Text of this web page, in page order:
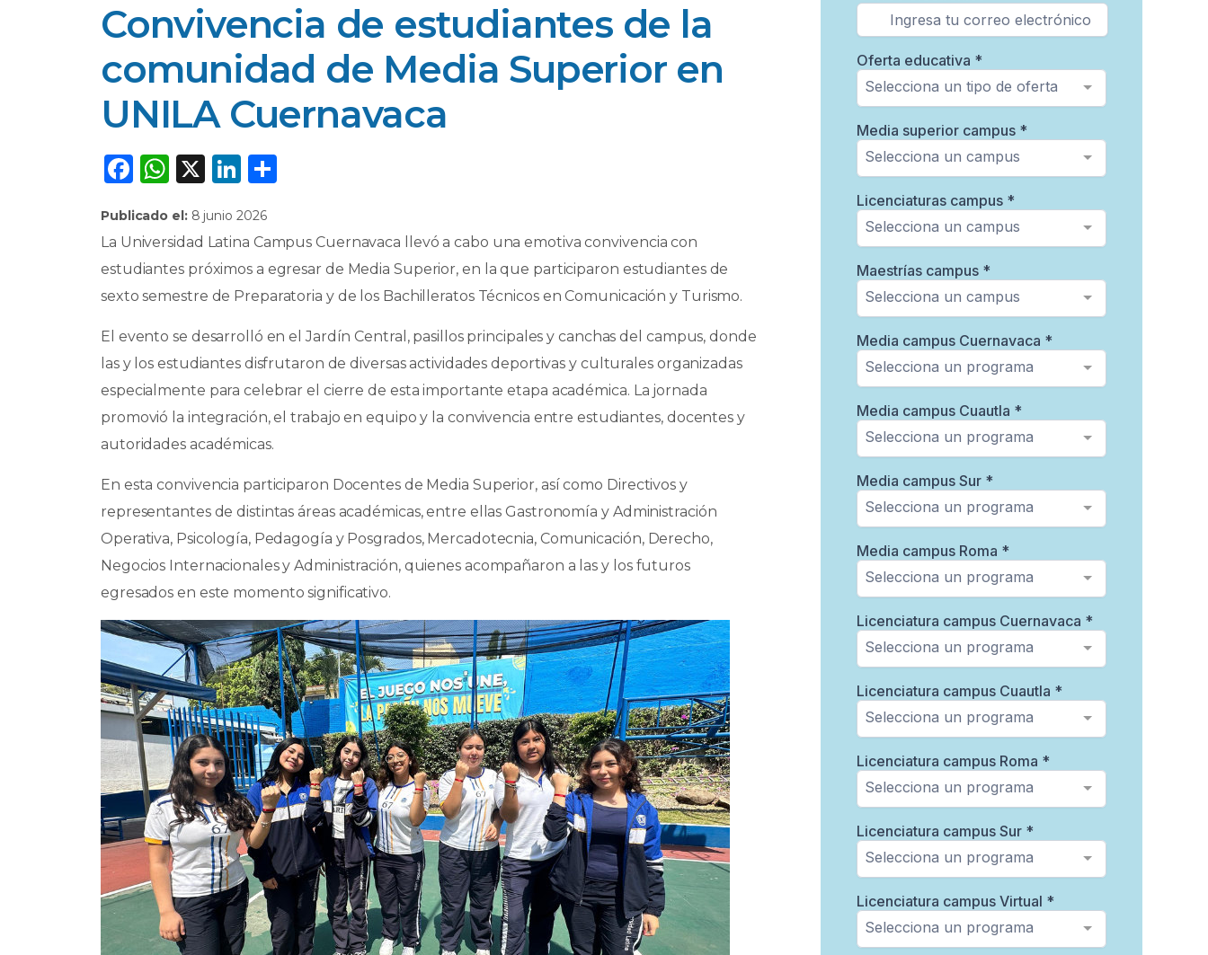
Convivencia de estudiantes de la
comunidad de Media Superior en
UNILA Cuernavaca
F
c
e
b
o
o
k
W
a
ts
A
p
p
X
Li
k
e
dI
n
p
ar
ti
r
Publicado el: 8 junio 2026
La Universidad Latina Campus Cuernavaca llevó a cabo una emotiva convivencia con
estudiantes próximos a egresar de Media Superior, en la que participaron estudiantes de
sexto semestre de Preparatoria y de los Bachilleratos Técnicos en Comunicación y Turismo.
El evento se desarrolló en el Jardín Central, pasillos principales y canchas del campus, donde
las y los estudiantes disfrutaron de diversas actividades deportivas y culturales organizadas
especialmente para celebrar el cierre de esta importante etapa académica. La jornada
promovió la integración, el trabajo en equipo y la convivencia entre estudiantes, docentes y
autoridades académicas.
En esta convivencia participaron Docentes de Media Superior, así como Directivos y
representantes de distintas áreas académicas, entre ellas Gastronomía y Administración
Operativa, Psicología, Pedagogía y Posgrados, Mercadotecnia, Comunicación, Derecho,
Negocios Internacionales y Administración, quienes acompañaron a las y los futuros
egresados en este momento significativo.